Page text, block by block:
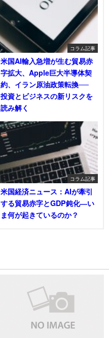
コラム記事
米国AI輸入急増が生む貿易赤
字拡大、Apple巨大半導体契
約、イラン原油政策転換──
投資とビジネスの新リスクを
読み解く
コラム記事
米国経済ニュース：AIが牽引
する貿易赤字とGDP鈍化―い
ま何が起きているのか？